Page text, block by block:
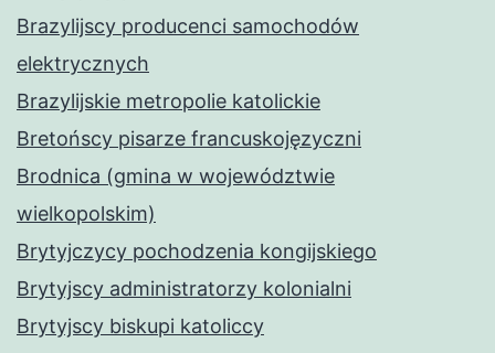
Brazylijscy producenci samochodów
elektrycznych
Brazylijskie metropolie katolickie
Bretońscy pisarze francuskojęzyczni
Brodnica (gmina w województwie
wielkopolskim)
Brytyjczycy pochodzenia kongijskiego
Brytyjscy administratorzy kolonialni
Brytyjscy biskupi katoliccy